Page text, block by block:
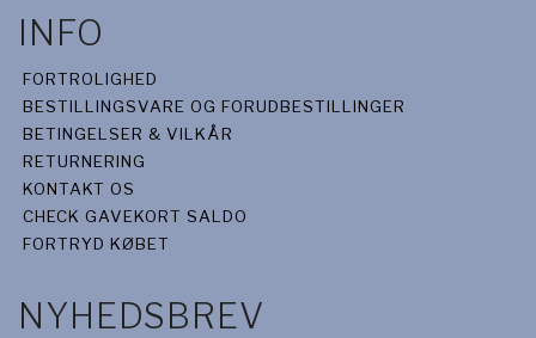
INFO
FORTROLIGHED
BESTILLINGSVARE OG FORUDBESTILLINGER
BETINGELSER & VILKÅR
RETURNERING
KONTAKT OS
CHECK GAVEKORT SALDO
FORTRYD KØBET
NYHEDSBREV